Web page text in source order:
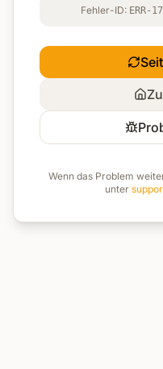
Fehler-ID: ERR-
Wenn das Problem
unter